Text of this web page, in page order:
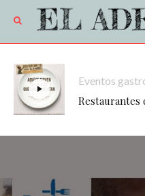
Eventos
Restaurantes